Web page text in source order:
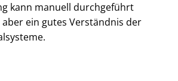
kann manuell durchgeführt
ein gutes Verständnis der